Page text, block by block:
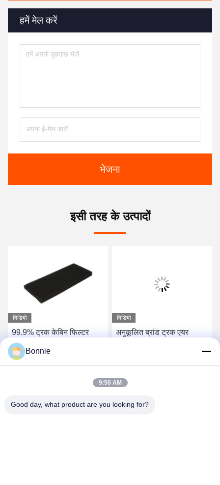
हमें मेल करें
भेजना
इसी तरह के उत्पादों
विडियो
99.9% ट्रक केबिन फिल्टर
पेट्रोल ईंधन प्रणाली अनुकूलित
5001844054
सबसे अच्छी कीमत पाएं
विडियो
अनुकूलित ब्रांड ट्रक एयर
Bonnie
9:50 AM
Good day, what product are you looking for?